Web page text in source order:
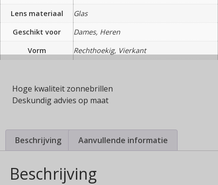
Lens materiaal
Glas
Geschikt voor
Dames, Heren
Vorm
Rechthoekig, Vierkant
Hoge kwaliteit zonnebrillen
Deskundig advies op maat
Beschrijving Aanvullende informatie
Beschrijving